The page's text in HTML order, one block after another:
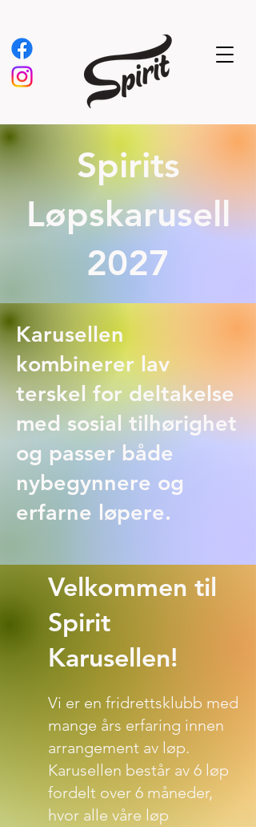
Spirits
Løpskarusell
2027
Karusellen
kombinerer lav
terskel for deltakelse
med sosial tilhørighet
og passer både
nybegynnere og
erfarne løpere.
Velkommen til
Spirit
Karusellen!
Vi er en fridrettsklubb med
mange års erfaring innen
arrangement av løp.
Karusellen består av 6 løp
fordelt over 6 måneder,
hvor alle våre løp